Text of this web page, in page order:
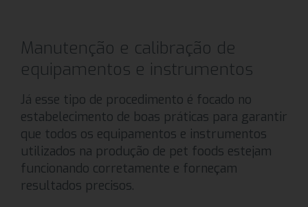
Manutenção e calibração de
equipamentos e instrumentos
Já esse tipo de procedimento é focado no
estabelecimento de boas práticas para garantir
que todos os equipamentos e instrumentos
utilizados na produção de pet foods estejam
funcionando corretamente e forneçam
resultados precisos.